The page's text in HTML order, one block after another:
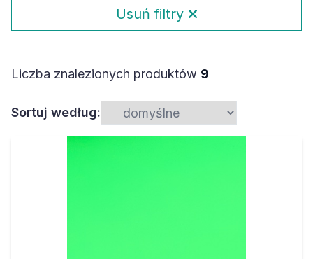
Usuń filtry
Liczba znalezionych produktów 9
Sortuj według: